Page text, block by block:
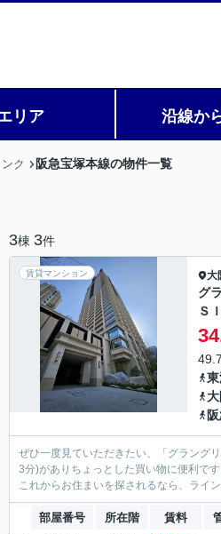
リア 沿線か
ク 阪急宝塚本線の物件一覧
3棟 3件
賃貸マンション 大
グ
Ｓ
ぜひ一度見ていただきたい、「グラング
3分)がありちょっとした買い物に便利で
これからお住まいを探されるなら、ライ
部屋番号 所在階 賃料